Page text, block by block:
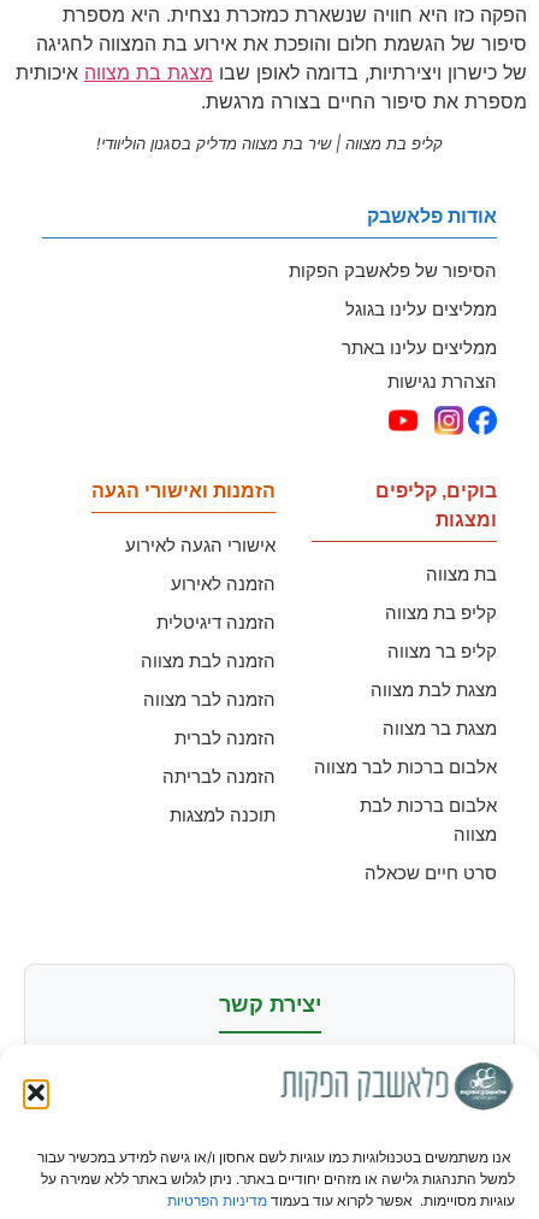
אנו משתמשים בטכנולוגיות כמו עוגיות לשם אחסון ו/או גישה למידע במכשיר עבור
למשל התנהגות גלישה או מזהים יחודיים באתר. ניתן לגלוש באתר ללא שמירה על
עוגיות מסויימות. אפשר לקרוא עוד בעמוד מדיניות הפרטיות
הפקה כזו היא חוויה שנשארת כמזכרת נצחית. היא מספרת
סיפור של הגשמת חלום והופכת את אירוע בת המצווה לחגיגה
של כישרון ויצירתיות, בדומה לאופן שבו מצגת בת מצווה איכותית
מספרת את סיפור החיים בצורה מרגשת.
קליפ בת מצווה | שיר בת מצווה מדליק בסגנון הוליוודי!
אודות פלאשבק
הסיפור של פלאשבק הפקות
ממליצים עלינו בגוגל
ממליצים עלינו באתר
הצהרת נגישות
בוקים, קליפים
ומצגות
בת מצווה
קליפ בת מצווה
קליפ בר מצווה
מצגת לבת מצווה
מצגת בר מצווה
אלבום ברכות לבר מצווה
אלבום ברכות לבת
מצווה
סרט חיים שכאלה
הזמנות ואישורי הגעה
אישורי הגעה לאירוע
הזמנה לאירוע
הזמנה דיגיטלית
הזמנה לבת מצווה
הזמנה לבר מצווה
הזמנה לברית
הזמנה לבריתה
תוכנה למצגות
יצירת קשר
מורדי הגטאות 84, ראשון לציון |